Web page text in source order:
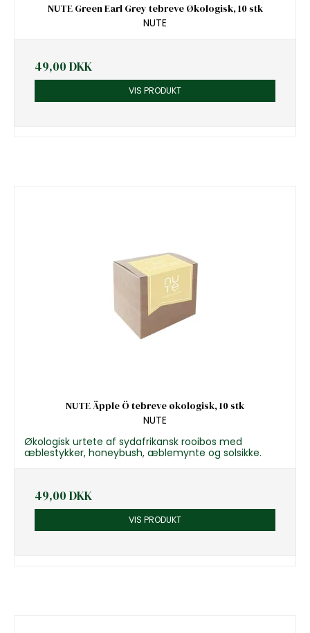
NUTE Green Earl Grey tebreve Økologisk, 10 stk
NUTE
49,00 DKK
VIS PRODUKT
NUTE Äpple Ö tebreve økologisk, 10 stk
NUTE
Økologisk urtete af sydafrikansk rooibos med
æblestykker, honeybush, æblemynte og solsikke.
49,00 DKK
VIS PRODUKT